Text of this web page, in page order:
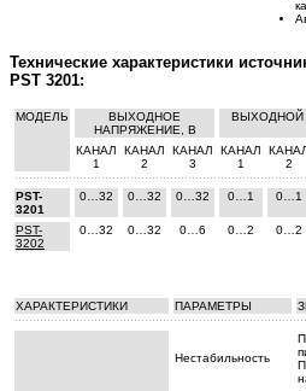
Технические характеристики
PST 3201:
МОДЕЛЬ
ВЫХОДНОЕ
НАПРЯЖЕНИЕ, В
ВЫХОДНОЙ
КАНАЛ
1
КАНАЛ
2
КАНАЛ
3
КАНАЛ
1
2
PST-
3201
0…32 0…32 0…32 0…1 0…1
PST-
3202
0…32 0…32 0…6 0…2 0…2
ХАРАКТЕРИСТИКИ ПАРАМЕТРЫ
Нестабильность